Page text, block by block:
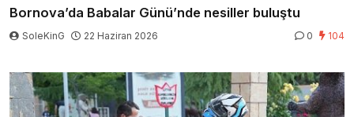
Bornova’da Babalar Günü’nde nesiller buluştu
SoleKinG 22 Haziran 2026 0 104